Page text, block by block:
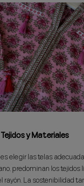
y Materiales
elegir las telas
predominan los tejidos
rayón. La sostenibilidad